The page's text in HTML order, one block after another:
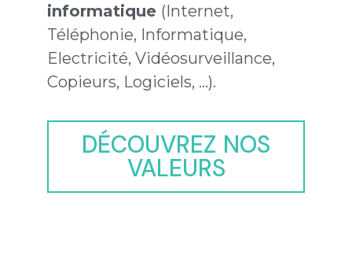
informatique (Internet,
Téléphonie, Informatique,
Electricité, Vidéosurveillance,
Copieurs, Logiciels, …).
DÉCOUVREZ NOS
VALEURS